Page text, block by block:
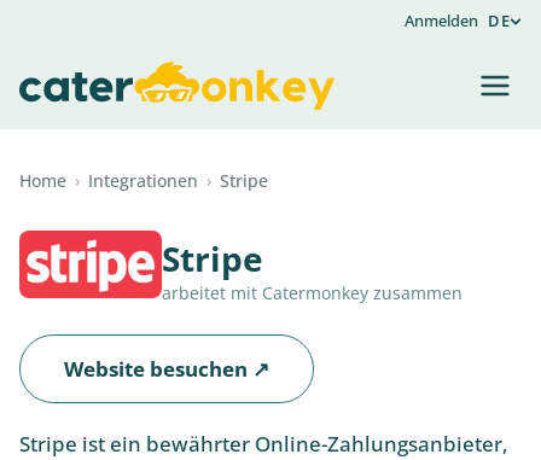
Anmelden DE
Home › Integrationen › Stripe
Stripe
arbeitet mit Catermonkey zusammen
Website besuchen ↗
Stripe ist ein bewährter Online-Zahlungsanbieter,